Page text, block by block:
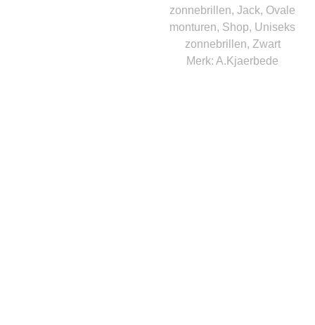
zonnebrillen,Jack, Ovale
monturen, Shop, Uniseks
zonnebrillen, Zwart
Merk:A.Kjaerbede